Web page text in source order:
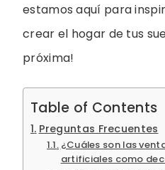
estamos aquí para
crear el hogar de tus
próxima!
Table of Contents
Preguntas Frecuentes
¿Cuáles son las
artificiales como